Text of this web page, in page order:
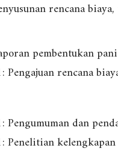
rencana
pembentukan
rencana
dan